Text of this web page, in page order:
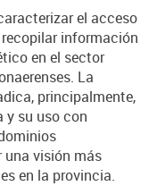
el acceso
información
en el sector
La
principalmente,
y su uso con
una visión más
en la provincia.